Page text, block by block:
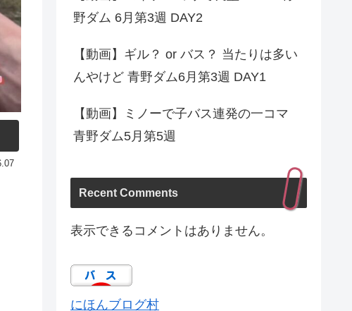
野ダム 6月第3週 DAY2
【動画】ギル？ or バス？ 当たりは多い
んやけど 青野ダム6月第3週 DAY1
【動画】ミノーで子バス連発の一コマ
青野ダム5月第5週
Recent Comments
表示できるコメントはありません。
にほんブログ村